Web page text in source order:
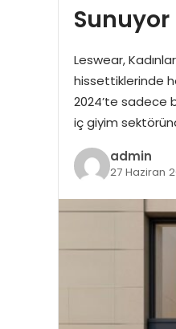
Sunuyor
Leswear,
hissettiklerinde
2024’te sadece
iç giyim
admin
27 Haziran